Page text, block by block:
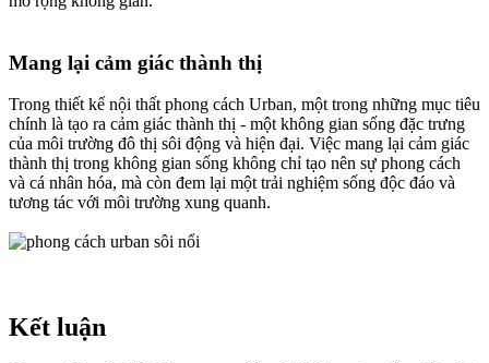
Mang lại cảm giác thành thị​
Trong thiết kế nội thất phong cách Urban, một trong những mục tiêu
chính là tạo ra cảm giác thành thị - một không gian sống đặc trưng
của môi trường đô thị sôi động và hiện đại. Việc mang lại cảm giác
thành thị trong không gian sống không chỉ tạo nên sự phong cách
và cá nhân hóa, mà còn đem lại một trải nghiệm sống độc đáo và
tương tác với môi trường xung quanh.
Kết luận​